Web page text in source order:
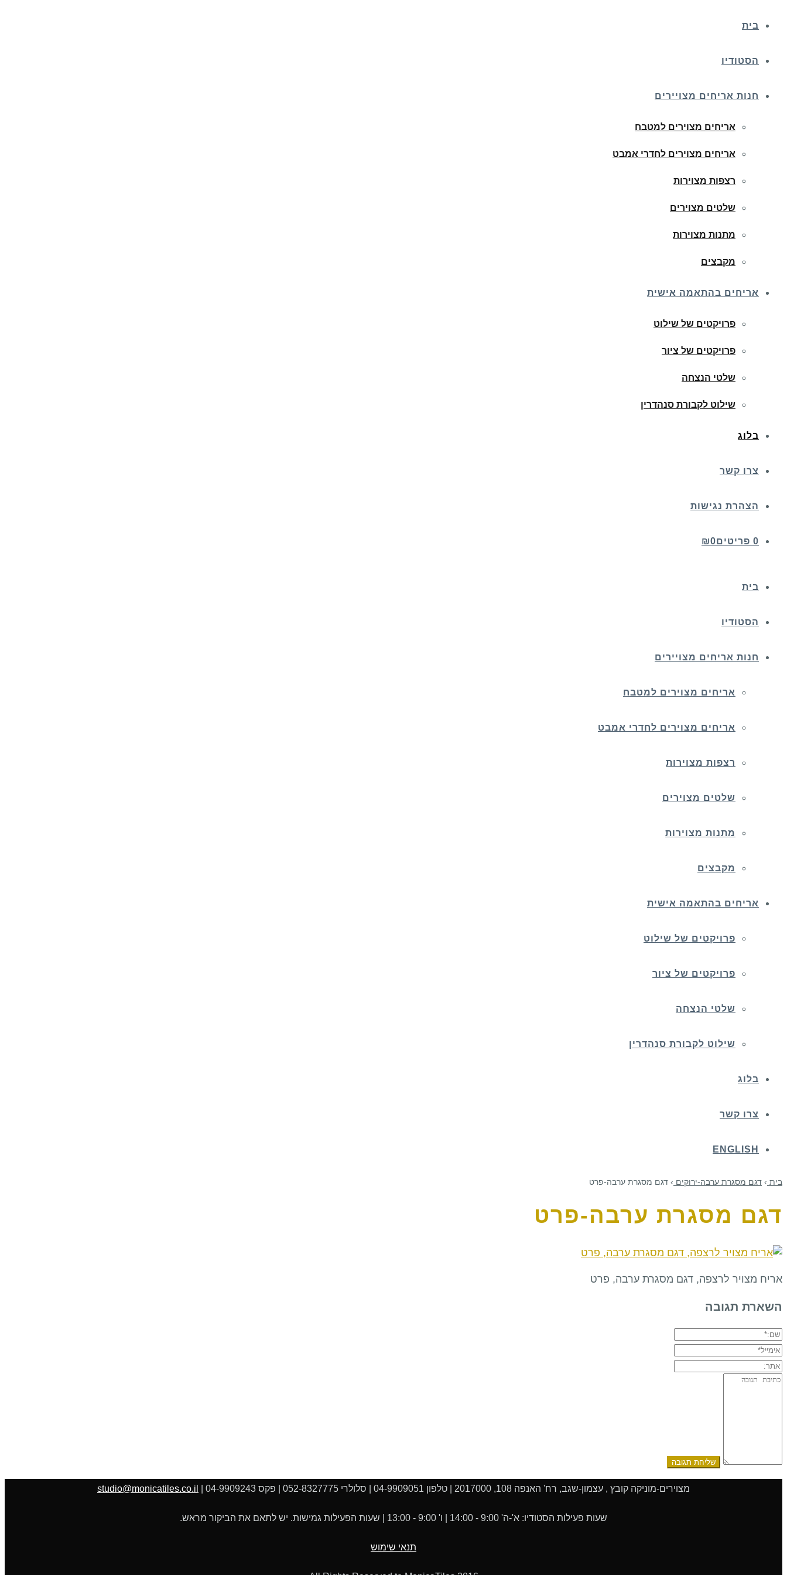
בית
הסטודיו
חנות אריחים מצויירים
אריחים מצוירים למטבח
אריחים מצוירים לחדרי אמבט
רצפות מצוירות
שלטים מצוירים
מתנות מצוירות
מקבצים
אריחים בהתאמה אישית
פרויקטים של שילוט
פרויקטים של ציור
שלטי הנצחה
שילוט לקבורת סנהדרין
בלוג
צרו קשר
הצהרת נגישות
0 פריטים ₪0
בית
הסטודיו
חנות אריחים מצויירים
אריחים מצוירים למטבח
אריחים מצוירים לחדרי אמבט
רצפות מצוירות
שלטים מצוירים
מתנות מצוירות
מקבצים
אריחים בהתאמה אישית
פרויקטים של שילוט
פרויקטים של ציור
שלטי הנצחה
שילוט לקבורת סנהדרין
בלוג
צרו קשר
ENGLISH
בית › דגם מסגרת ערבה-ירוקים › דגם מסגרת ערבה-פרט
דגם מסגרת ערבה-פרט
אריח מצויר לרצפה, דגם מסגרת ערבה, פרט
השארת תגובה
שם:*
אימייל*
אתר:
תגובה:
מצוירים-מוניקה קובץ , עצמון-שגב, רח' האנפה 108, 2017000 | טלפון 04-9909051 | סלולרי 052-8327775 | פקס 04-9909243 | studio@monicatiles.co.il
שעות פעילות הסטודיו: א'-ה' 9:00 - 14:00 | ו' 9:00 - 13:00 | שעות הפעילות גמישות. יש לתאם את הביקור מראש.
תנאי שימוש